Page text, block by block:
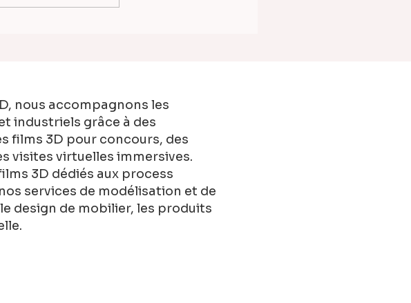
nous accompagnons les
industriels grâce à des
films 3D pour concours, des
visites virtuelles immersives.
3D dédiés aux process
services de modélisation et de
design de mobilier, les produits